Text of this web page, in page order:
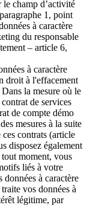
le champ d’activité
1, point
à caractère
du responsable
– article 6,
à caractère
droit à l'effacement
la mesure où le
de services
de compte démo
mesures à la suite
contrats (article
disposez également
moment, vous
liés à votre
à caractère
vos données à
légitime, par